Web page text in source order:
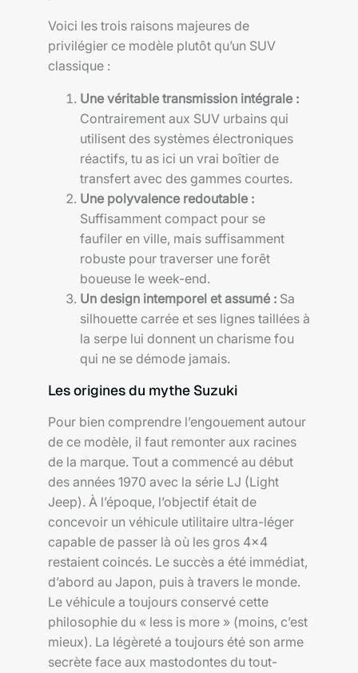
Voici les trois raisons majeures de
privilégier ce modèle plutôt qu’un SUV
classique :
Une véritable transmission intégrale :
Contrairement aux SUV urbains qui
utilisent des systèmes électroniques
réactifs, tu as ici un vrai boîtier de
transfert avec des gammes courtes.
Une polyvalence redoutable :
Suffisamment compact pour se
faufiler en ville, mais suffisamment
robuste pour traverser une forêt
boueuse le week-end.
Un design intemporel et assumé : Sa
silhouette carrée et ses lignes taillées à
la serpe lui donnent un charisme fou
qui ne se démode jamais.
Les origines du mythe Suzuki
Pour bien comprendre l’engouement autour
de ce modèle, il faut remonter aux racines
de la marque. Tout a commencé au début
des années 1970 avec la série LJ (Light
Jeep). À l’époque, l’objectif était de
concevoir un véhicule utilitaire ultra-léger
capable de passer là où les gros 4×4
restaient coincés. Le succès a été immédiat,
d’abord au Japon, puis à travers le monde.
Le véhicule a toujours conservé cette
philosophie du « less is more » (moins, c’est
mieux). La légèreté a toujours été son arme
secrète face aux mastodontes du tout-